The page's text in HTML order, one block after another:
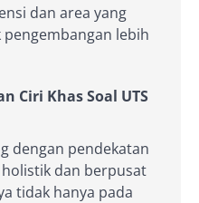
dan area yang
lebih
Ciri Khas Soal UTS
dengan pendekatan
dan berpusat
tidak hanya pada